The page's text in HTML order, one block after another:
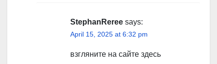
StephanReree says:
April 15, 2025 at 6:32 pm
взгляните на сайте здесь